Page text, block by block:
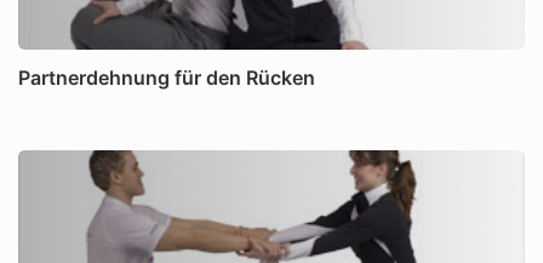
Partnerdehnung für den Rücken